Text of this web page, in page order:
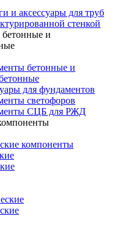
и аксессуары для труб
стенкой
и
бетонные и
для фундаментов
светофоров
СЦБ для РЖД
компоненты